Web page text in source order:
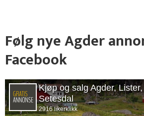
Følg nye Agder
Facebook
Kjøp og salg Agder, Lister,
Setesdal
2916 likerklikk